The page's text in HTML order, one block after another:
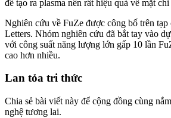
để tạo ra plasma nên rất hiệu quả về mặt
Nghiên cứu về FuZe được công bố trên
Letters. Nhóm nghiên cứu đã bắt tay vào
với công suất năng lượng lớn gấp 10 lần
cao hơn nhiều.
Lan tỏa tri thức
Chia sẻ bài viết này để cộng đồng cùng
nghệ tương lai.